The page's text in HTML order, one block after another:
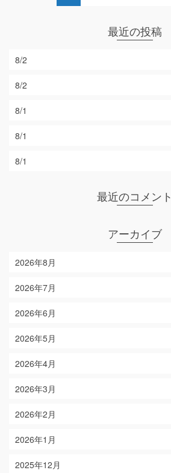
最近の投稿
8/2
8/2
8/1
8/1
8/1
最近のコメント
アーカイブ
2026年8月
2026年7月
2026年6月
2026年5月
2026年4月
2026年3月
2026年2月
2026年1月
2025年12月